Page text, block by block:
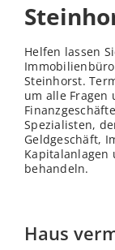
Helfen lassen
Steinhorst.
um alle Fragen
Spezialisten,
Geldgeschäft,
Kapitalanlagen
behandeln.
Haus